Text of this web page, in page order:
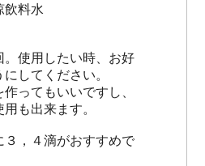
料水
。使用したい時、お好
してください。
ってもいいですし、
も出来ます。
３，４滴がおすすめで